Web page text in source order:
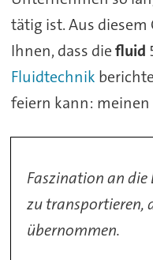
tätig ist. Aus
Ihnen, dass diefluid
Fluidtechnik
feiern kann:
Faszination an die
zu transportieren,
übernommen.